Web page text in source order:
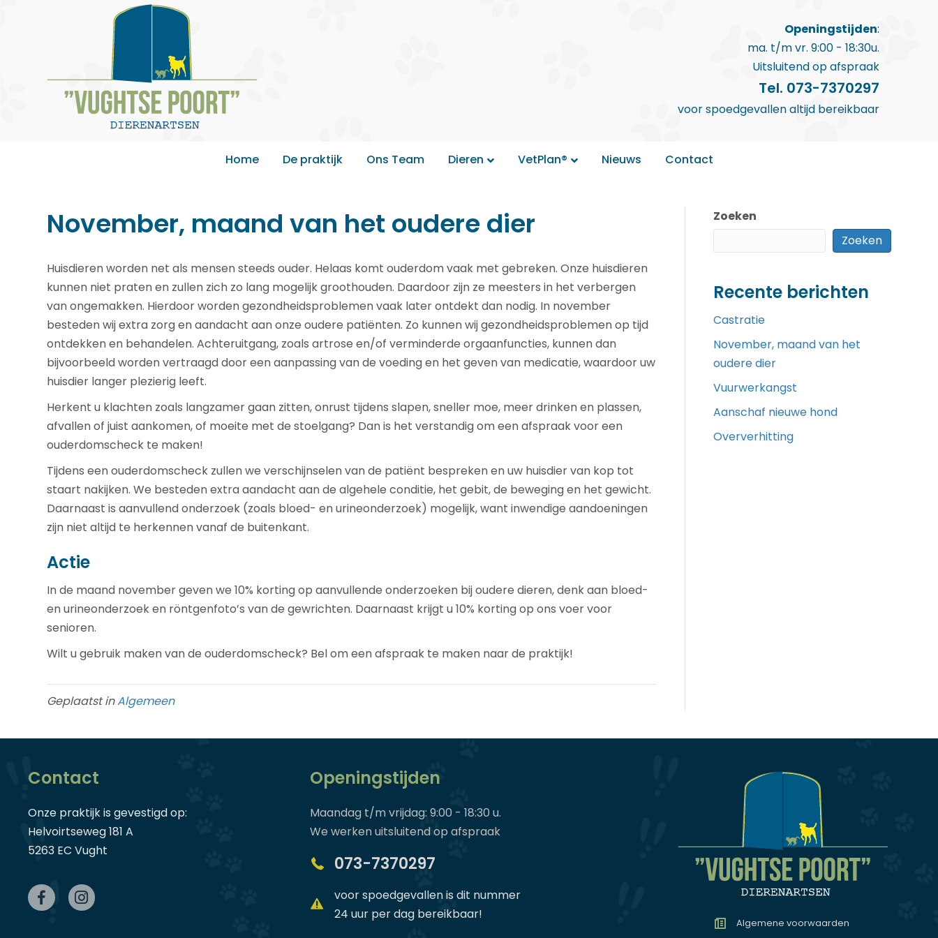
Openingstijden:
ma. t/m vr. 9:00 - 18:30u.
Uitsluitend op afspraak
Tel. 073-7370297
voor spoedgevallen altijd bereikbaar
Home De praktijk Ons Team Dieren VetPlan® Nieuws Contact
November, maand van het oudere dier
Huisdieren worden net als mensen steeds ouder. Helaas komt ouderdom vaak met gebreken. Onze huisdieren
kunnen niet praten en zullen zich zo lang mogelijk groothouden. Daardoor zijn ze meesters in het verbergen
van ongemakken. Hierdoor worden gezondheidsproblemen vaak later ontdekt dan nodig. In november
besteden wij extra zorg en aandacht aan onze oudere patiënten. Zo kunnen wij gezondheidsproblemen op tijd
ontdekken en behandelen. Achteruitgang, zoals artrose en/of verminderde orgaanfuncties, kunnen dan
bijvoorbeeld worden vertraagd door een aanpassing van de voeding en het geven van medicatie, waardoor uw
huisdier langer plezierig leeft.
Herkent u klachten zoals langzamer gaan zitten, onrust tijdens slapen, sneller moe, meer drinken en plassen,
afvallen of juist aankomen, of moeite met de stoelgang? Dan is het verstandig om een afspraak voor een
ouderdomscheck te maken!
Tijdens een ouderdomscheck zullen we verschijnselen van de patiënt bespreken en uw huisdier van kop tot
staart nakijken. We besteden extra aandacht aan de algehele conditie, het gebit, de beweging en het gewicht.
Daarnaast is aanvullend onderzoek (zoals bloed- en urineonderzoek) mogelijk, want inwendige aandoeningen
zijn niet altijd te herkennen vanaf de buitenkant.
Actie
In de maand november geven we 10% korting op aanvullende onderzoeken bij oudere dieren, denk aan bloed-
en urineonderzoek en röntgenfoto’s van de gewrichten. Daarnaast krijgt u 10% korting op ons voer voor
senioren.
Wilt u gebruik maken van de ouderdomscheck? Bel om een afspraak te maken naar de praktijk!
Geplaatst inAlgemeen
Zoeken
Zoeken
Recente berichten
Castratie
November, maand van het
oudere dier
Vuurwerkangst
Aanschaf nieuwe hond
Oververhitting
Contact
Onze praktijk is gevestigd op:
Helvoirtseweg 181 A
5263 EC Vught
Openingstijden
Maandag t/m vrijdag: 9:00 - 18:30 u.
We werken uitsluitend op afspraak
073-7370297
voor spoedgevallen is dit nummer
24 uur per dag bereikbaar!
Algemene voorwaarden